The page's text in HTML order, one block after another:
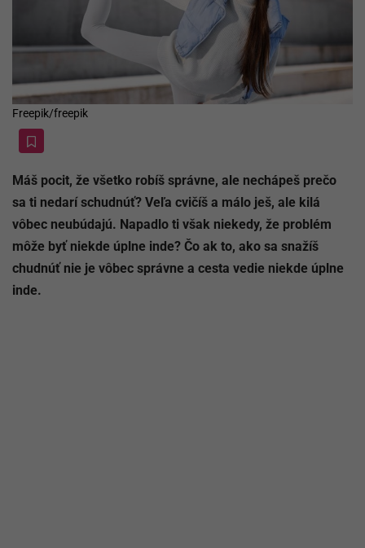
Freepik/freepik
Máš pocit, že všetko robíš správne, ale nechápeš prečo
sa ti nedarí schudnúť? Veľa cvičíš a málo ješ, ale kilá
vôbec neubúdajú. Napadlo ti však niekedy, že problém
môže byť niekde úplne inde? Čo ak to, ako sa snažíš
chudnúť nie je vôbec správne a cesta vedie niekde úplne
inde.